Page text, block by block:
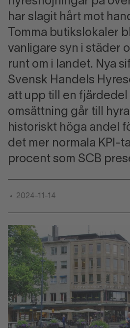
har slagit hårt mot
Tomma butikslokaler
vanligare syn i städer
runt om i landet. Nya
Svensk Handels
att upp till en fjärdedel
omsättning går till
historiskt höga andel
det mer normala KPI-
procent som SCB
• 2024-11-14